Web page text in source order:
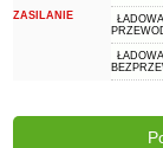
ZASILANIE